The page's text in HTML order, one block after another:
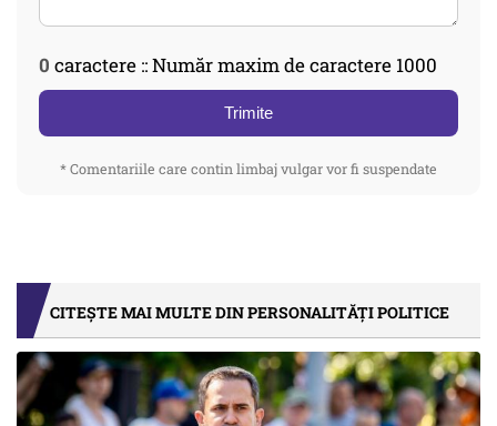
0 caractere :: Număr maxim de caractere 1000
Trimite
* Comentariile care contin limbaj vulgar vor fi suspendate
CITEȘTE MAI MULTE DIN PERSONALITĂȚI POLITICE